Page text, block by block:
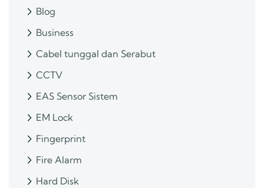
Blog
Business
Cabel tunggal dan Serabut
CCTV
EAS Sensor Sistem
EM Lock
Fingerprint
Fire Alarm
Hard Disk